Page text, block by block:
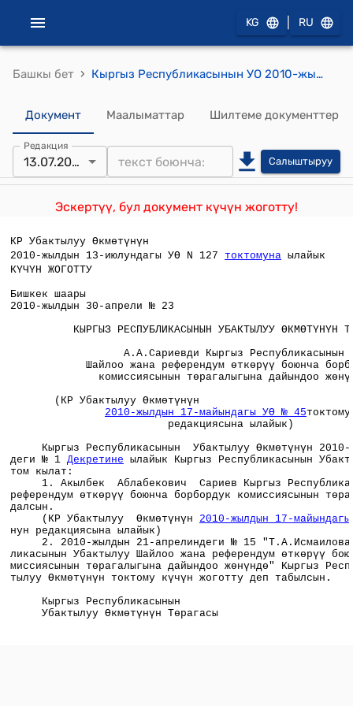
KG RU
Башкы бет › Кыргыз Республикасынын УО 2010-жылдын 30-апрелинин №23 "А.А.Сариевди Кыргыз Республикасынын Шайлоо жана референдум өткөрүү боюнча борбордук комиссиясынын төрагалыгына дайындоо жөнүндө" Токтому
Документ Маалыматтар Шилтеме документтер
Редакция
13.07.2010 Салыштыруу
Эскертүү, бул документ күчүн жоготту!